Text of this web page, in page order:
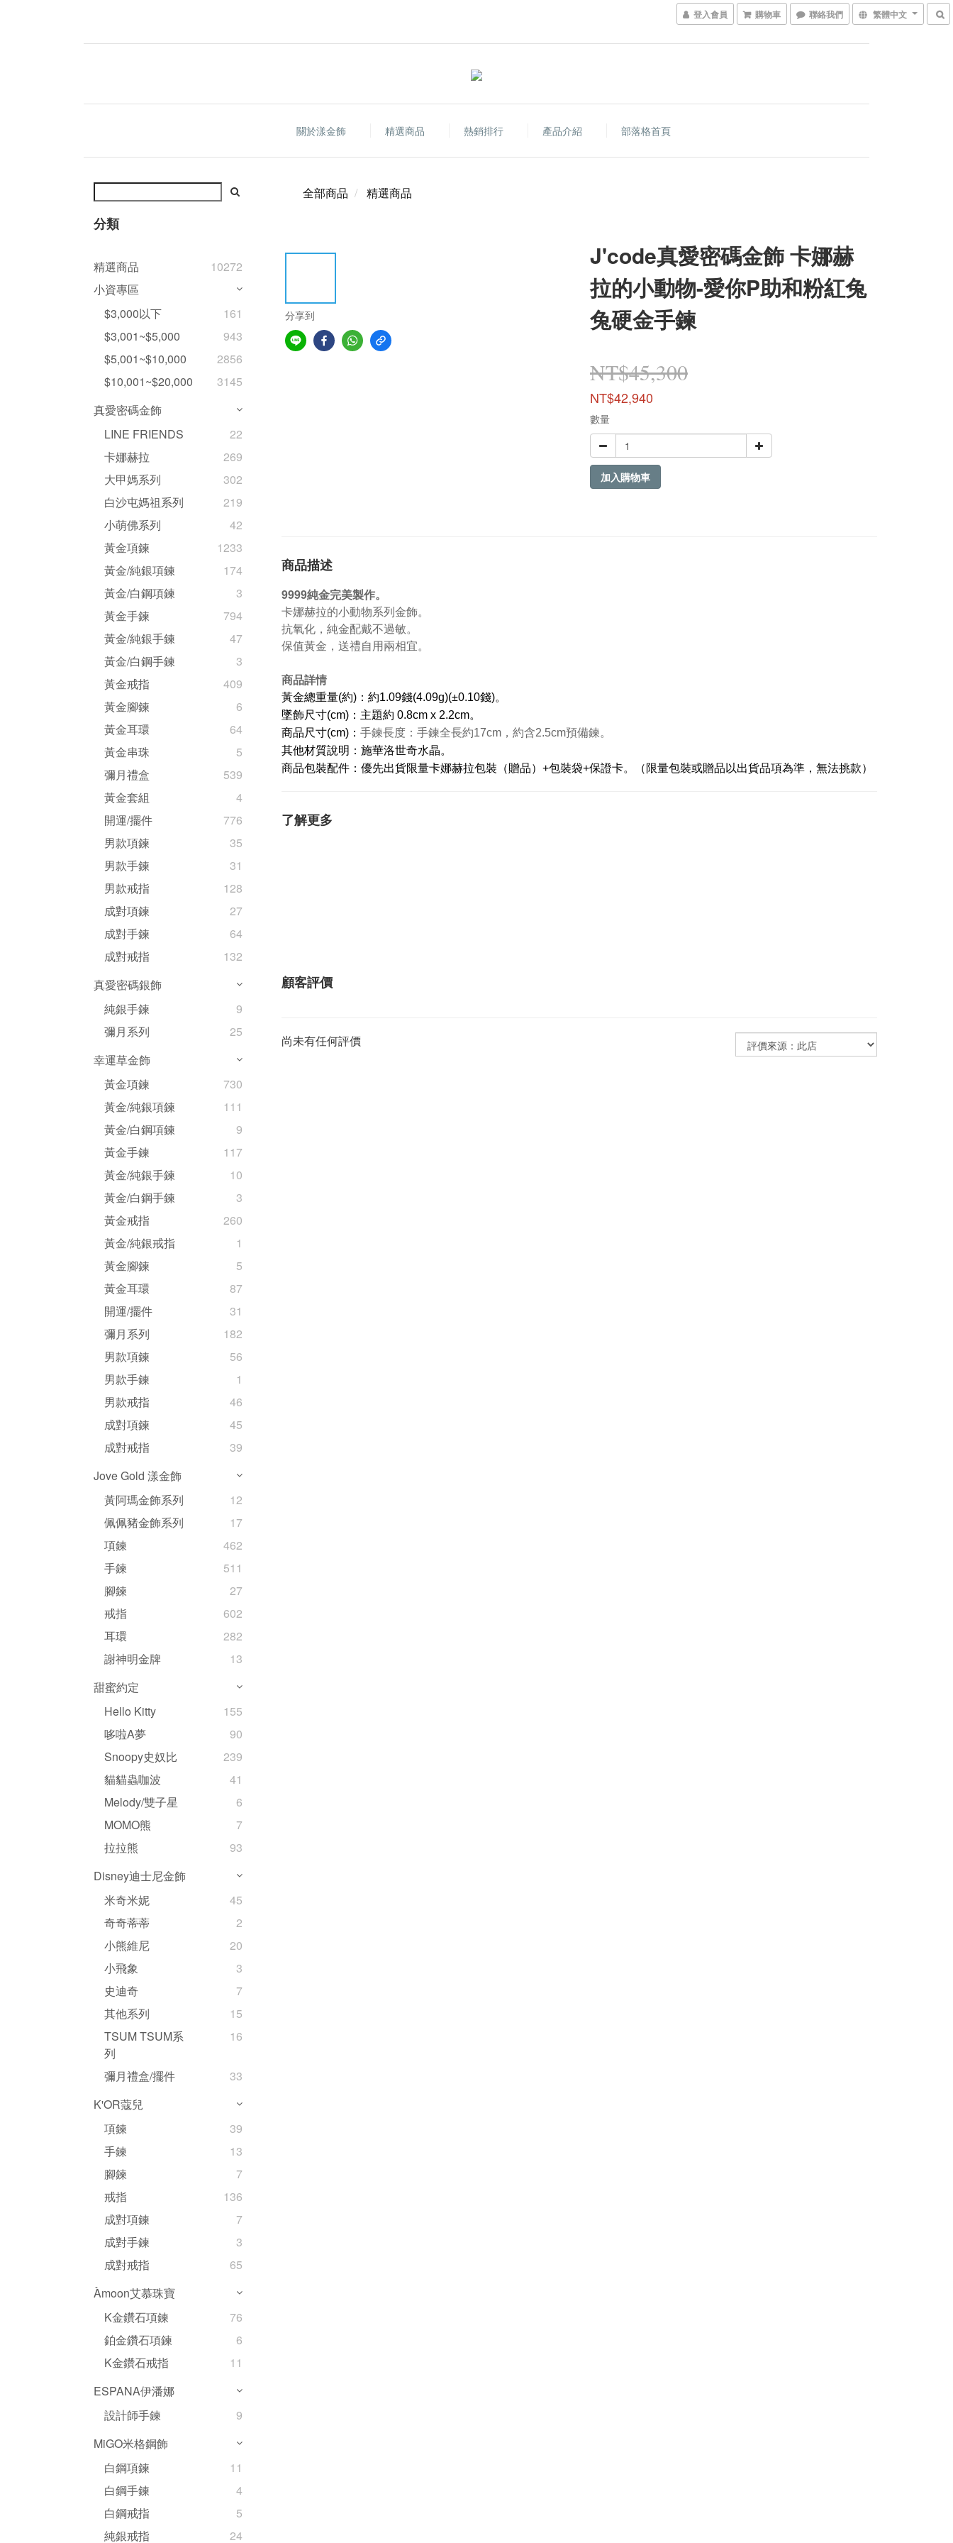
登入會員 購物車 聯絡我們 繁體中文
關於漾金飾 精選商品 熱銷排行 產品介紹 部落格首頁
分類
精選商品
10272
小資專區
$3,000以下
161
$3,001~$5,000
943
$5,001~$10,000
2856
$10,001~$20,000
3145
真愛密碼金飾
LINE FRIENDS
22
卡娜赫拉
269
大甲媽系列
302
白沙屯媽祖系列
219
小萌佛系列
42
黃金項鍊
1233
黃金/純銀項鍊
174
黃金/白鋼項鍊
3
黃金手鍊
794
黃金/純銀手鍊
47
黃金/白鋼手鍊
3
黃金戒指
409
黃金腳鍊
6
黃金耳環
64
黃金串珠
5
彌月禮盒
539
黃金套組
4
開運/擺件
776
男款項鍊
35
男款手鍊
31
男款戒指
128
成對項鍊
27
成對手鍊
64
成對戒指
132
真愛密碼銀飾
純銀手鍊
9
彌月系列
25
幸運草金飾
黃金項鍊
730
黃金/純銀項鍊
111
黃金/白鋼項鍊
9
黃金手鍊
117
黃金/純銀手鍊
10
黃金/白鋼手鍊
3
黃金戒指
260
黃金/純銀戒指
1
黃金腳鍊
5
黃金耳環
87
開運/擺件
31
彌月系列
182
男款項鍊
56
男款手鍊
1
男款戒指
46
成對項鍊
45
成對戒指
39
Jove Gold 漾金飾
黃阿瑪金飾系列
12
佩佩豬金飾系列
17
項鍊
462
手鍊
511
腳鍊
27
戒指
602
耳環
282
謝神明金牌
13
甜蜜約定
Hello Kitty
155
哆啦A夢
90
Snoopy史奴比
239
貓貓蟲咖波
41
Melody/雙子星
6
MOMO熊
7
拉拉熊
93
Disney迪士尼金飾
米奇米妮
45
奇奇蒂蒂
2
小熊維尼
20
小飛象
3
史迪奇
7
其他系列
15
TSUM TSUM系
列
16
彌月禮盒/擺件
33
K'OR蔻兒
項鍊
39
手鍊
13
腳鍊
7
戒指
136
成對項鍊
7
成對手鍊
3
成對戒指
65
Àmoon艾慕珠寶
K金鑽石項鍊
76
鉑金鑽石項鍊
6
K金鑽石戒指
11
ESPANA伊潘娜
設計師手鍊
9
MiGO米格鋼飾
白鋼項鍊
11
白鋼手鍊
4
白鋼戒指
5
純銀戒指
24
全部商品 精選商品
分享到
J'code真愛密碼金飾 卡娜赫
拉的小動物-愛你P助和粉紅兔
兔硬金手鍊
NT$45,300
NT$42,940
數量
加入購物車
商品描述
9999純金完美製作。
卡娜赫拉的小動物系列金飾。
抗氧化，純金配戴不過敏。
保值黃金，送禮自用兩相宜。
商品詳情
黃金總重量(約)：約1.09錢(4.09g)(±0.10錢)。
墜飾尺寸(cm)：主題約 0.8cm x 2.2cm。
商品尺寸(cm)： 手鍊長度：手鍊全長約17cm，約含2.5cm預備鍊。
其他材質說明 ：施華洛世奇水晶。
商品包裝配件： 優先出貨限量卡娜赫拉包裝（贈品）+包裝袋+保證卡。（限量包裝或贈品以出貨品項為準，無法挑款）
了解更多
顧客評價
尚未有任何評價